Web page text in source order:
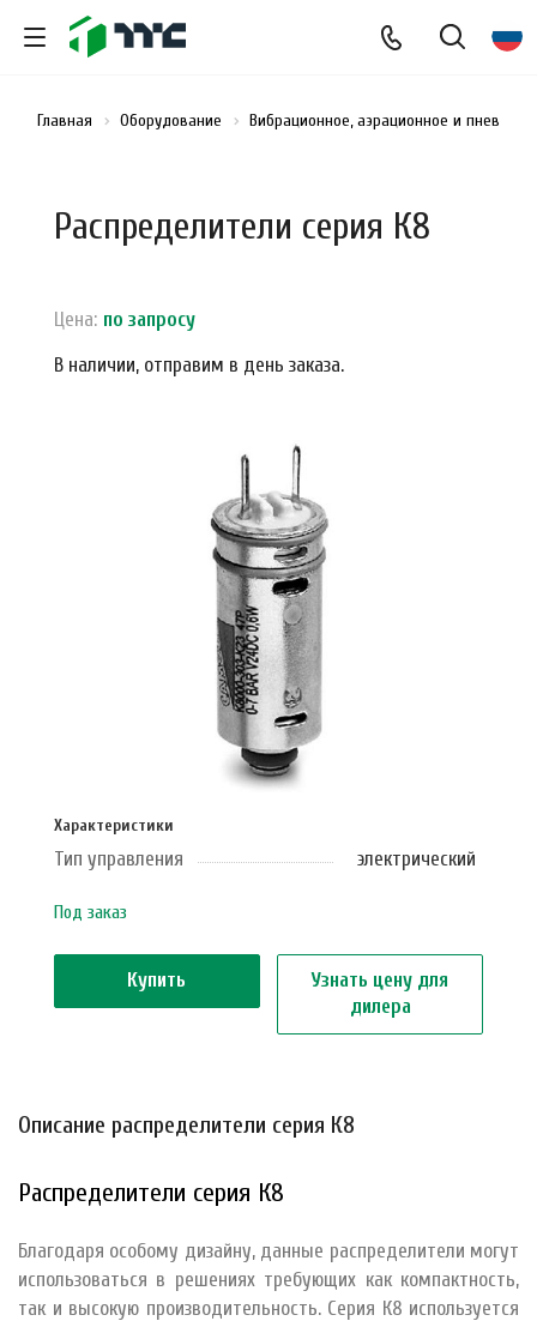
Главная Оборудование Вибрационное, аэрационное и
Распределители серия К8
Цена: по запросу
В наличии, отправим в день заказа.
Характеристики
Тип управления электрический
Под заказ
Купить
Узнать цену для
дилера
Описание распределители серия К8
Распределители серия К8
Благодаря особому дизайну, данные распределители могут
использоваться в решениях требующих как компактность,
так и высокую производительность. Серия К8 используется